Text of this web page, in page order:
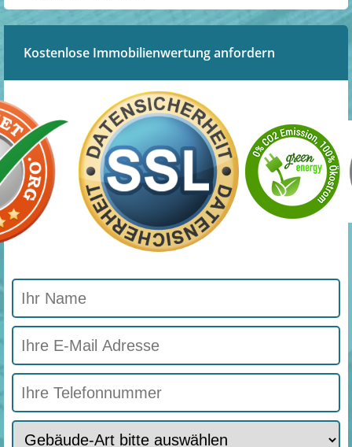
Kostenlose Immobilienwertung anfordern